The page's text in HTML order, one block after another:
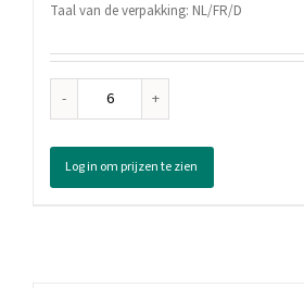
Taal van de verpakking: NL/FR/D
Fa
Spray
Pink
Passion,
Log in om prijzen te zien